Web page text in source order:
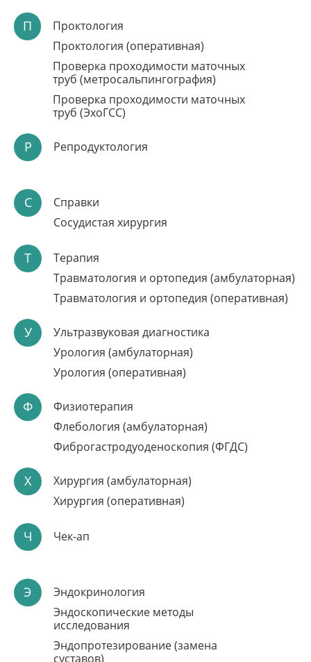
ЧЕРЕЗ ЛИЧНЫЙ
КАБИНЕТ
Подбор удобного времени приёма
Результаты проведенного обследования и
консультаций
Записаться онлайн
ЛАЗЕРНОЕ ЛЕЧЕНИЕ
НЕДЕРЖАНИЯ МОЧИ
Безопасность: отсутствие ожогов и перегрева
Высокая эффективность
Возвращение к обычной жизни сразу после процедуры
Запись по телефону:8 (8452) 66-03-03
П
Проктология
Проктология (оперативная)
Проверка проходимости маточных
труб (метросальпингография)
Проверка проходимости маточных
труб (ЭхоГСС)
Р Репродуктология
С
Справки
Сосудистая хирургия
Т
Терапия
Травматология и ортопедия (амбулаторная)
Травматология и ортопедия (оперативная)
У
Ультразвуковая диагностика
Урология (амбулаторная)
Урология (оперативная)
Ф
Физиотерапия
Флебология (амбулаторная)
Фиброгастродуоденоскопия (ФГДС)
Х
Хирургия (амбулаторная)
Хирургия (оперативная)
Ч Чек-ап
Э
Эндокринология
Эндоскопические методы
исследования
Эндопротезирование (замена
суставов)